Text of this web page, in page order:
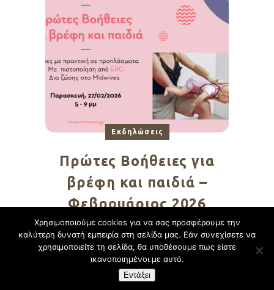
Εκδηλώσεις
Πρώτες Βοήθειες για
βρέφη και παιδιά –
Φεβρουάριος 2026
1 2 3
Χρησιμοποιούμε cookies για να σας προσφέρουμε την
καλύτερη δυνατή εμπειρία στη σελίδα μας. Εάν συνεχίσετε να
χρησιμοποιείτε τη σελίδα, θα υποθέσουμε πως είστε
ικανοποιημένοι με αυτό.
Εντάξει